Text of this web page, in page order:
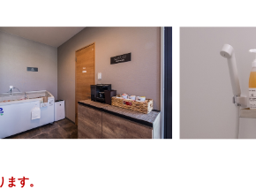
す。